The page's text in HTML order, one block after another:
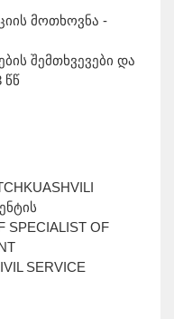
მოთხოვნა -
შემთხვევები და
წწ
SPECIALIST OF
SERVICE